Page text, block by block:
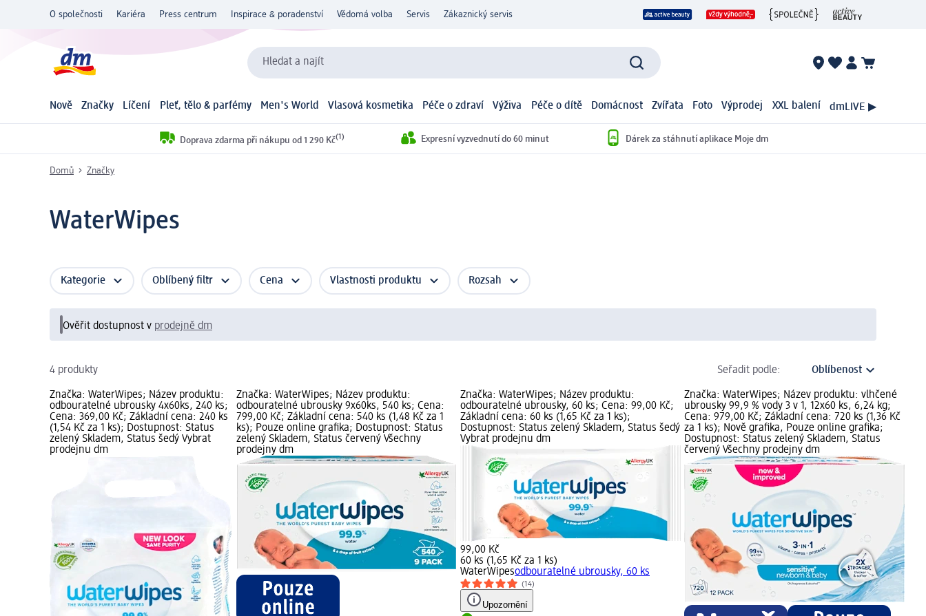
O společnosti Kariéra Press centrum Inspirace & poradenství Vědomá volba Servis Zákaznický servis
Hledat a najít
Nově Značky Líčení Pleť, tělo & parfémy Men's World Vlasová kosmetika Péče o zdraví Výživa Péče o dítě Domácnost Zvířata Foto Výprodej XXL balení dmLIVE ▶
Doprava zdarma při nákupu od 1 290 Kč(1) Expresní vyzvednutí do 60 minut Dárek za stáhnutí aplikace Moje dm
Domů Značky
WaterWipes
Kategorie Oblíbený filtr Cena Vlastnosti produktu Rozsah
Ověřit dostupnost v prodejně dm
4 produkty Seřadit podle:
Značka: WaterWipes; Název produktu:
odbouratelné ubrousky 4x60ks, 240 ks;
Cena: 369,00 Kč; Základní cena: 240 ks
(1,54 Kč za 1 ks); Dostupnost: Status
zelený Skladem, Status šedý Vybrat
prodejnu dm
Značka: WaterWipes; Název produktu:
odbouratelné ubrousky 9x60ks, 540 ks; Cena:
799,00 Kč; Základní cena: 540 ks (1,48 Kč za 1
ks); Pouze online grafika; Dostupnost: Status
zelený Skladem, Status červený Všechny
prodejny dm
Značka: WaterWipes; Název produktu:
odbouratelné ubrousky, 60 ks; Cena: 99,00 Kč;
Základní cena: 60 ks (1,65 Kč za 1 ks);
Dostupnost: Status zelený Skladem, Status šedý
Vybrat prodejnu dm
99,00 Kč
60 ks (1,65 Kč za 1 ks)
WaterWipesodbouratelné ubrousky, 60 ks
(14)
Upozornění
Značka: WaterWipes; Název produktu: vlhčené
ubrousky 99,9 % vody 3 v 1, 12x60 ks, 6,24 kg;
Cena: 979,00 Kč; Základní cena: 720 ks (1,36 Kč
za 1 ks); Nově grafika, Pouze online grafika;
Dostupnost: Status zelený Skladem, Status
červený Všechny prodejny dm